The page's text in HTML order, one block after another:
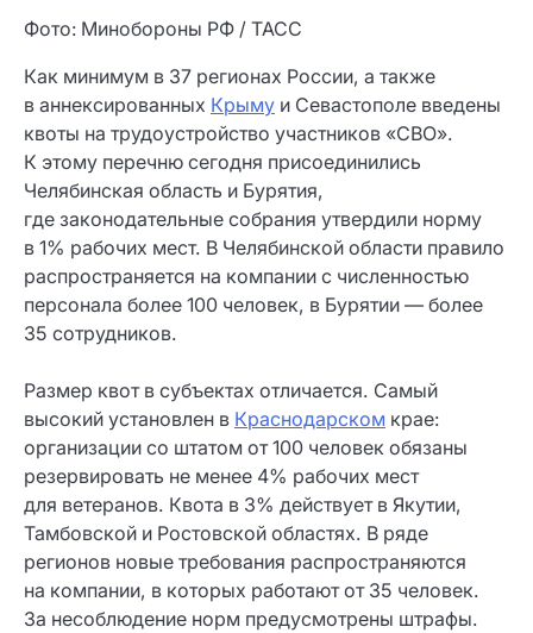
Фото: Минобороны РФ / ТАСС
Как минимум в 37 регионах России, а также
в аннексированных Крыму и Севастополе введены
квоты на трудоустройство участников «СВО».
К этому перечню сегодня присоединились
Челябинская область и Бурятия,
где законодательные собрания утвердили норму
в 1% рабочих мест. В Челябинской области правило
распространяется на компании с численностью
персонала более 100 человек, в Бурятии — более
35 сотрудников.
Размер квот в субъектах отличается. Самый
высокий установлен в Краснодарском крае:
организации со штатом от 100 человек обязаны
резервировать не менее 4% рабочих мест
для ветеранов. Квота в 3% действует в Якутии,
Тамбовской и Ростовской областях. В ряде
регионов новые требования распространяются
на компании, в которых работают от 35 человек.
За несоблюдение норм предусмотрены штрафы.